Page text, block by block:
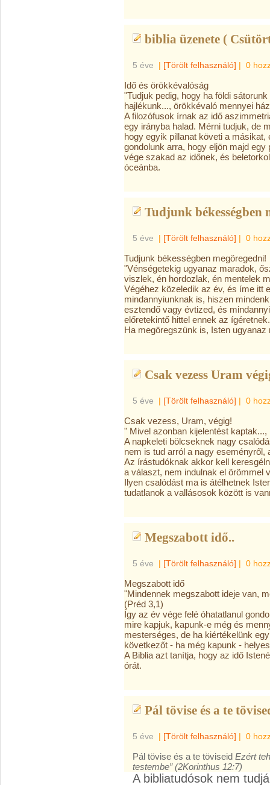
biblia üzenete (
5 éve | [Törölt felhasználó] | 0
Idő és örökkévalóság
"Tudjuk pedig, hogy ha földi
hajlékunk..., örökkévaló mennyei
A filozófusok írnak az idő
egy irányba halad. Mérni tudjuk, de
hogy egyik pillanat követi a
gondolunk arra, hogy eljön majd
vége szakad az időnek, és
óceánba.
Tudjunk békességben
5 éve | [Törölt felhasználó] | 0
Tudjunk békességben megöregedni!
"Vénségetekig ugyanaz maradok,
viszlek, én hordozlak, én mentelek
Végéhez közeledik az év, és íme itt
mindannyiunknak is, hiszen
esztendő vagy évtized, és
előretekintő hittel ennek az ígéretnek.
Ha megöregszünk is, Isten ugyanaz
Csak vezess Uram
5 éve | [Törölt felhasználó] | 0
Csak vezess, Uram, végig!
" Mivel azonban kijelentést
A napkeleti bölcseknek nagy
nem is tud arról a nagy
Az írástudóknak akkor kell
a választ, nem indulnak el örömmel
Ilyen csalódást ma is átélhetnek
tudatlanok a vallásosok között is
Megszabott idő..
5 éve | [Törölt felhasználó] | 0
Megszabott idő
"Mindennek megszabott ideje van,
(Préd 3,1)
Így az év vége felé óhatatlanul
mire kapjuk, kapunk-e még és
mesterséges, de ha kiértékelünk
következőt - ha még kapunk -
A Biblia azt tanítja, hogy az idő
órát.
Pál tövise és a te
5 éve | [Törölt felhasználó] | 0
Pál tövise és a te töviseid Ezért
testembe” (2Korinthus 12:7)
A bibliatudósok nem